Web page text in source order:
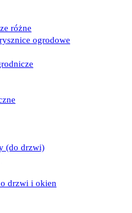
różne
ogrodowe
(do drzwi)
drzwi i okien